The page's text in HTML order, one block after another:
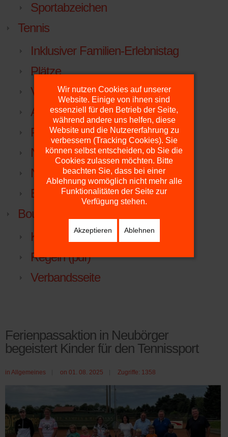
Sportabzeichen
Tennis
Inklusiver Familien-Erlebnistag
Plätze
Vorstand
Anfahrt
Platzdienst
NTV
NTV.LIGA.NU
Beitrittserklärung
Boule
Kurzanleitung
Regeln (pdf)
Verbandsseite
Ferienpassaktion in Neubörger
begeistert Kinder für den Tennissport
in Allgemeines on 01. 08. 2025 Zugriffe: 1358
Wir nutzen Cookies auf unserer
Website. Einige von ihnen sind
essenziell für den Betrieb der Seite,
während andere uns helfen, diese
Website und die Nutzererfahrung zu
verbessern (Tracking Cookies). Sie
können selbst entscheiden, ob Sie die
Cookies zulassen möchten. Bitte
beachten Sie, dass bei einer
Ablehnung womöglich nicht mehr alle
Funktionalitäten der Seite zur
Verfügung stehen.
Akzeptieren Ablehnen